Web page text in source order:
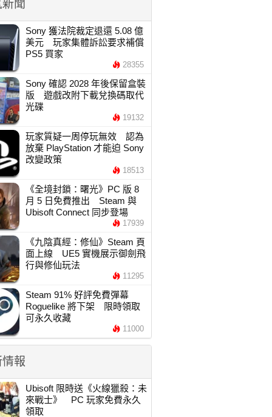
聞
Sony 獲法院裁定退還 5.08 億
美元 玩家集體訴訟要求補償
PS5 買家
28355
Sony 確認 2028 年後保留盒裝
版 遊戲改附下載兌換碼取代
光碟
19132
玩家質疑一周停玩無效 認為
放棄 PlayStation 才能迫 Sony
改變政策
18513
《全境封鎖：曙光》PC 版 8
月 5 日免費推出 Steam 與
Ubisoft Connect 同步登場
17939
《九陰真經：修仙》Steam 頁
面上線 UE5 實機展示御劍飛
行與修仙玩法
11295
Steam 91% 好評免費彈幕
Roguelike 將下架 限時領取
可永久收藏
11000
報
Ubisoft 限時送《火線獵殺：未
來戰士》 PC 玩家免費永久
領取